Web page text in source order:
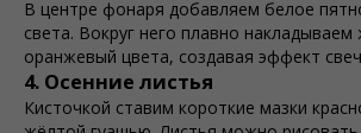
В центре фонаря добавляем белое
света. Вокруг него плавно
оранжевый цвета, создавая эффект
4. Осенние листья
Кисточкой ставим короткие мазки